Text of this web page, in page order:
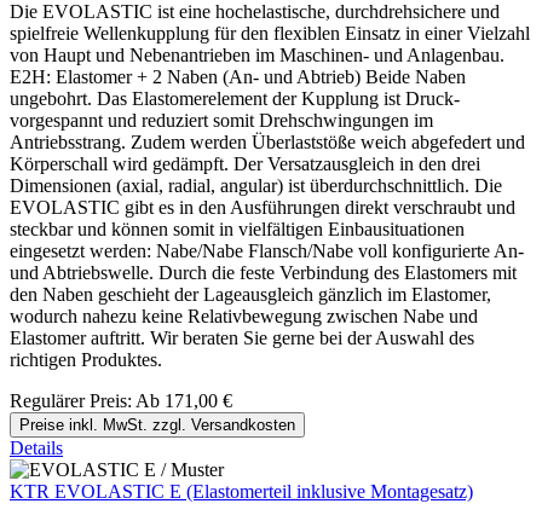
Die EVOLASTIC ist eine hochelastische, durchdrehsichere und
spielfreie Wellenkupplung für den flexiblen Einsatz in einer Vielzahl
von Haupt und Nebenantrieben im Maschinen- und Anlagenbau.
E2H: Elastomer + 2 Naben (An- und Abtrieb) Beide Naben
ungebohrt. Das Elastomerelement der Kupplung ist Druck-
vorgespannt und reduziert somit Drehschwingungen im
Antriebsstrang. Zudem werden Überlaststöße weich abgefedert und
Körperschall wird gedämpft. Der Versatzausgleich in den drei
Dimensionen (axial, radial, angular) ist überdurchschnittlich. Die
EVOLASTIC gibt es in den Ausführungen direkt verschraubt und
steckbar und können somit in vielfältigen Einbausituationen
eingesetzt werden: Nabe/Nabe Flansch/Nabe voll konfigurierte An-
und Abtriebswelle. Durch die feste Verbindung des Elastomers mit
den Naben geschieht der Lageausgleich gänzlich im Elastomer,
wodurch nahezu keine Relativbewegung zwischen Nabe und
Elastomer auftritt. Wir beraten Sie gerne bei der Auswahl des
richtigen Produktes.
Regulärer Preis: Ab 171,00 €
Preise inkl. MwSt. zzgl. Versandkosten
Details
KTR EVOLASTIC E (Elastomerteil inklusive Montagesatz)